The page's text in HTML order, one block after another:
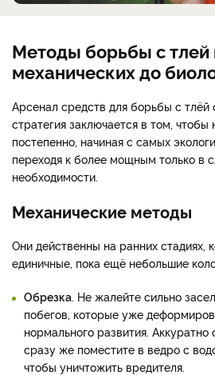
Методы борьбы с тлей
механических до
Арсенал средств для борьбы с тлёй
стратегия заключается в том,
постепенно, начиная с самых
переходя к более мощным только в
необходимости.
Механические методы
Они действенны на ранних стадиях,
единичные, пока ещё небольшие
Обрезка. Не жалейте сильно
побегов, которые уже
нормального развития.
сразу же поместите в ведро с
чтобы уничтожить вредителя.